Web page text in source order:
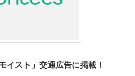
イスト」交通広告に掲載！